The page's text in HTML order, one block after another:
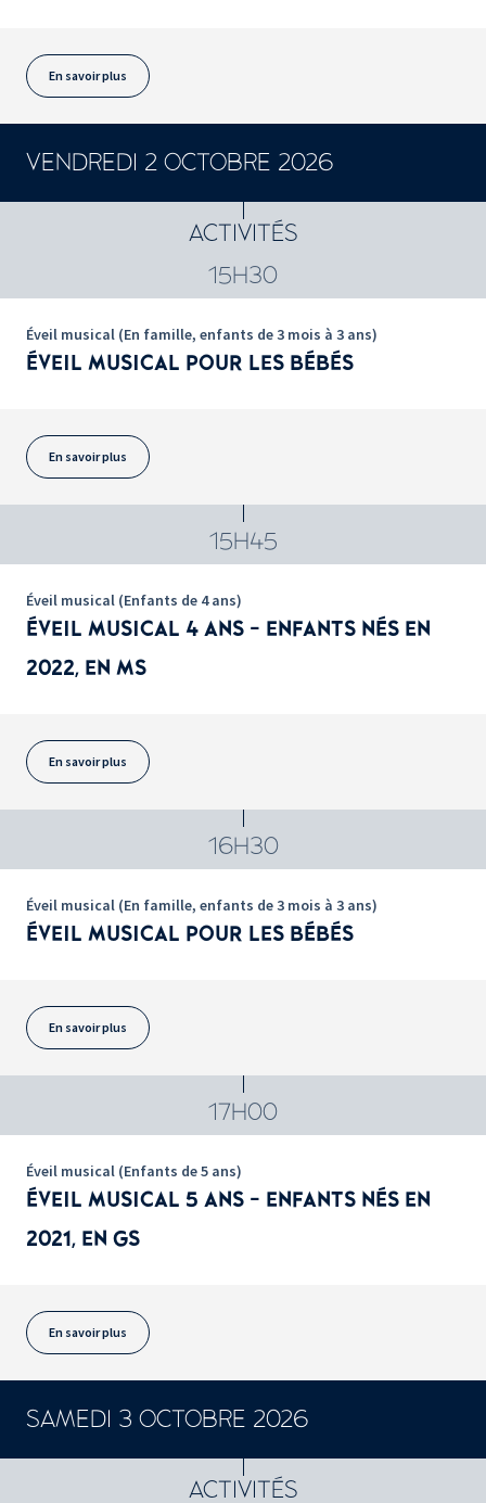
En savoir plus
VENDREDI 2 OCTOBRE 2026
ACTIVITÉS
15H30
Éveil musical (En famille, enfants de 3 mois à 3 ans)
ÉVEIL MUSICAL POUR LES BÉBÉS
En savoir plus
15H45
Éveil musical (Enfants de 4 ans)
ÉVEIL MUSICAL 4 ANS - ENFANTS NÉS EN
2022, EN MS
En savoir plus
16H30
Éveil musical (En famille, enfants de 3 mois à 3 ans)
ÉVEIL MUSICAL POUR LES BÉBÉS
En savoir plus
17H00
Éveil musical (Enfants de 5 ans)
ÉVEIL MUSICAL 5 ANS - ENFANTS NÉS EN
2021, EN GS
En savoir plus
SAMEDI 3 OCTOBRE 2026
ACTIVITÉS